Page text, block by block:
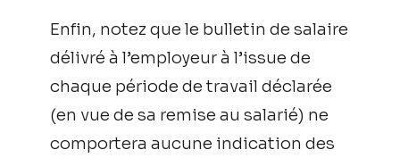
Enfin, notez que le bulletin de salaire
délivré à l’employeur à l’issue de
chaque période de travail déclarée
(en vue de sa remise au salarié) ne
comportera aucune indication des